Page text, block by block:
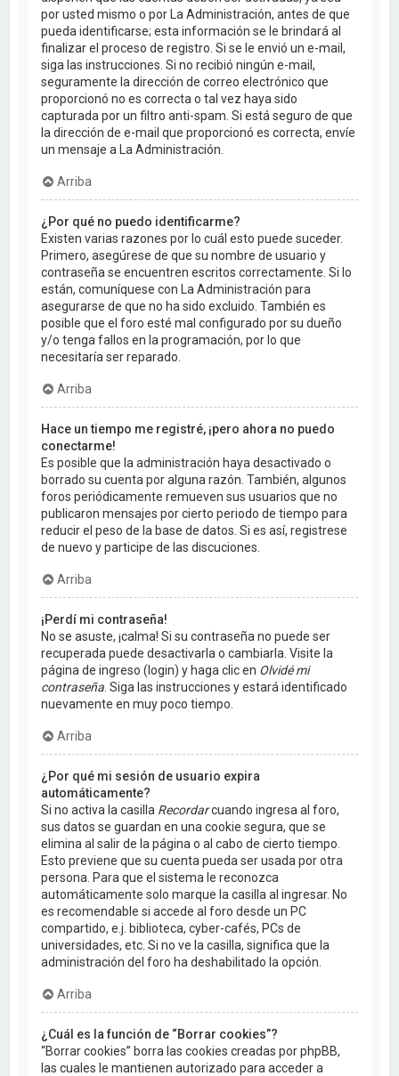
por usted mismo o por La Administración, antes de que
pueda identificarse; esta información se le brindará al
finalizar el proceso de registro. Si se le envió un e-mail,
siga las instrucciones. Si no recibió ningún e-mail,
seguramente la dirección de correo electrónico que
proporcionó no es correcta o tal vez haya sido
capturada por un filtro anti-spam. Si está seguro de que
la dirección de e-mail que proporcionó es correcta, envíe
un mensaje a La Administración.
Arriba
¿Por qué no puedo identificarme?
Existen varias razones por lo cuál esto puede suceder.
Primero, asegúrese de que su nombre de usuario y
contraseña se encuentren escritos correctamente. Si lo
están, comuníquese con La Administración para
asegurarse de que no ha sido excluido. También es
posible que el foro esté mal configurado por su dueño
y/o tenga fallos en la programación, por lo que
necesitaría ser reparado.
Arriba
Hace un tiempo me registré, ¡pero ahora no puedo
conectarme!
Es posible que la administración haya desactivado o
borrado su cuenta por alguna razón. También, algunos
foros periódicamente remueven sus usuarios que no
publicaron mensajes por cierto periodo de tiempo para
reducir el peso de la base de datos. Si es así, registrese
de nuevo y participe de las discuciones.
Arriba
¡Perdí mi contraseña!
No se asuste, ¡calma! Si su contraseña no puede ser
recuperada puede desactivarla o cambiarla. Visite la
página de ingreso (login) y haga clic en Olvidé mi
contraseña . Siga las instrucciones y estará identificado
nuevamente en muy poco tiempo.
Arriba
¿Por qué mi sesión de usuario expira
automáticamente?
Si no activa la casilla Recordarcuando ingresa al foro,
sus datos se guardan en una cookie segura, que se
elimina al salir de la página o al cabo de cierto tiempo.
Esto previene que su cuenta pueda ser usada por otra
persona. Para que el sistema le reconozca
automáticamente solo marque la casilla al ingresar. No
es recomendable si accede al foro desde un PC
compartido, e.j. biblioteca, cyber-cafés, PCs de
universidades, etc. Si no ve la casilla, significa que la
administración del foro ha deshabilitado la opción.
Arriba
¿Cuál es la función de “Borrar cookies”?
“Borrar cookies” borra las cookies creadas por phpBB,
las cuales le mantienen autorizado para acceder a